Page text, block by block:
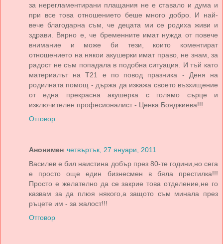
за нерегламентирани плащания не е ставало и дума и
при все това отношението беше много добро. И най-
вече благодарна съм, че децата ми се родиха живи и
здрави. Вярно е, че бременните имат нужда от повече
внимание и може би тези, които коментират
отношението на някои акушерки имат право, не знам, за
радост не съм попадала в подобна ситуация. И тъй като
материалът на Т21 е по повод празника - Деня на
родилната помощ - държа да изкажа своето възхищение
от една прекрасна акушерка с голямо сърце и
изключителен професионалист - Ценка Бояджиева!!!
Отговор
Анонимен четвъртък, 27 януари, 2011
Василев е бил наистина добър през 80-те години,но сега
е просто още един бизнесмен в бяла престилка!!!
Просто е желателно да се закрие това отделение,не го
казвам за да плюя някого,а защото съм минала през
ръцете им - за жалост!!!
Отговор